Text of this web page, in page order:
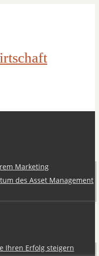
Marketing
des Asset Management
Ihren Erfolg steigern